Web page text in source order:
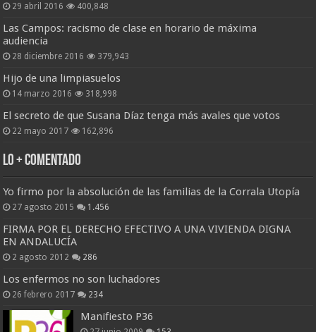
29 abril 2016 400,848
Las Campos: racismo de clase en horario de máxima
audiencia
28 diciembre 2016 379,943
Hijo de una limpiasuelos
14 marzo 2016 318,998
El secreto de que Susana Díaz tenga más avales que votos
22 mayo 2017 162,896
Lo + Comentado
Yo firmo por la absolución de las familias de la Corrala Utopía
27 agosto 2015 1.456
FIRMA POR EL DERECHO EFECTIVO A UNA VIVIENDA DIGNA
EN ANDALUCÍA
2 agosto 2012 286
Los enfermos no son luchadores
26 febrero 2017 234
Manifiesto P36